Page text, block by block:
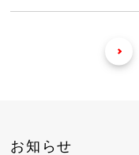
お知らせ